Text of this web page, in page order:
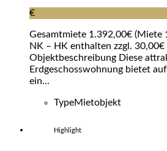
€
Gesamtmiete 1.392,00€ (Miete
NK – HK enthalten zzgl. 30,00€
Objektbeschreibung Diese
Erdgeschosswohnung bietet
ein...
TypeMietobjekt
Highlight